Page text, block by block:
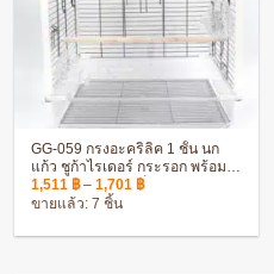
GG-059 กรงอะคริลิค 1 ชั้น นก
แก้ว ชูก้าไรเดอร์ กระรอก พร้อม
อุปกรณ์ครบชุด แข็งแรง ทนทาน
1,511 ฿ – 1,701 ฿Price
1,701 ฿
ขายแล้ว: 7 ชิ้น